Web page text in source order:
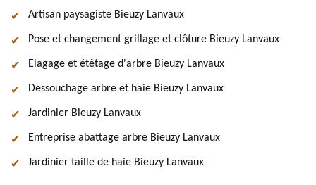
Artisan paysagiste Bieuzy Lanvaux
Pose et changement grillage et clôture Bieuzy Lanvaux
Elagage et étêtage d'arbre Bieuzy Lanvaux
Dessouchage arbre et haie Bieuzy Lanvaux
Jardinier Bieuzy Lanvaux
Entreprise abattage arbre Bieuzy Lanvaux
Jardinier taille de haie Bieuzy Lanvaux